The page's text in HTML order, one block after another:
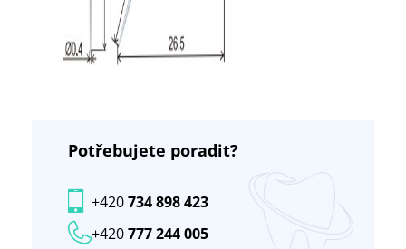
Potřebujete poradit?
+420777 244 005
+420734 898 423